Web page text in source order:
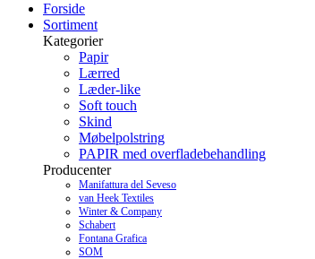
Forside
Sortiment
Kategorier
Papir
Lærred
Læder-like
Soft touch
Skind
Møbelpolstring
PAPIR med overfladebehandling
Producenter
Manifattura del Seveso
van Heek Textiles
Winter & Company
Schabert
Fontana Grafica
SOM